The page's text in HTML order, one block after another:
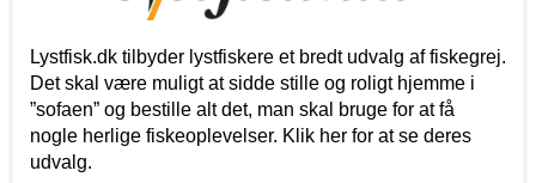
Lystfisk.dk tilbyder lystfiskere et bredt udvalg af fiskegrej.
Det skal være muligt at sidde stille og roligt hjemme i
”sofaen” og bestille alt det, man skal bruge for at få
nogle herlige fiskeoplevelser. Klik her for at se deres
udvalg.